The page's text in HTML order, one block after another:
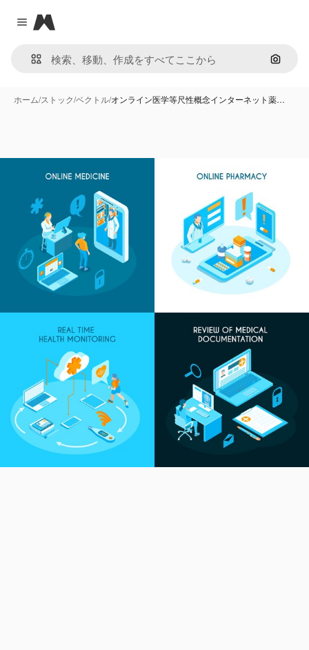
Close menu
Magnific
画像で
ホーム/ストック/ベクトル/オンライン医学等尺性概念インターネット薬…